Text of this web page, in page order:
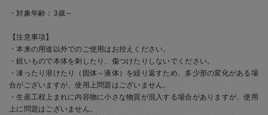
・対象年齢：3歳～
【注意事項】
・本来の用途以外でのご使用はお控えください。
・鋭いもので本体を刺したり、傷つけたりしないでください。
・凍ったり溶けたり（固体～液体）を繰り返すため、多少形の変化がある場
合がございますが、使用上問題はございません。
・生産工程上まれに内容物に小さな物質が混入する場合がありますが、使用
上に問題はございません。